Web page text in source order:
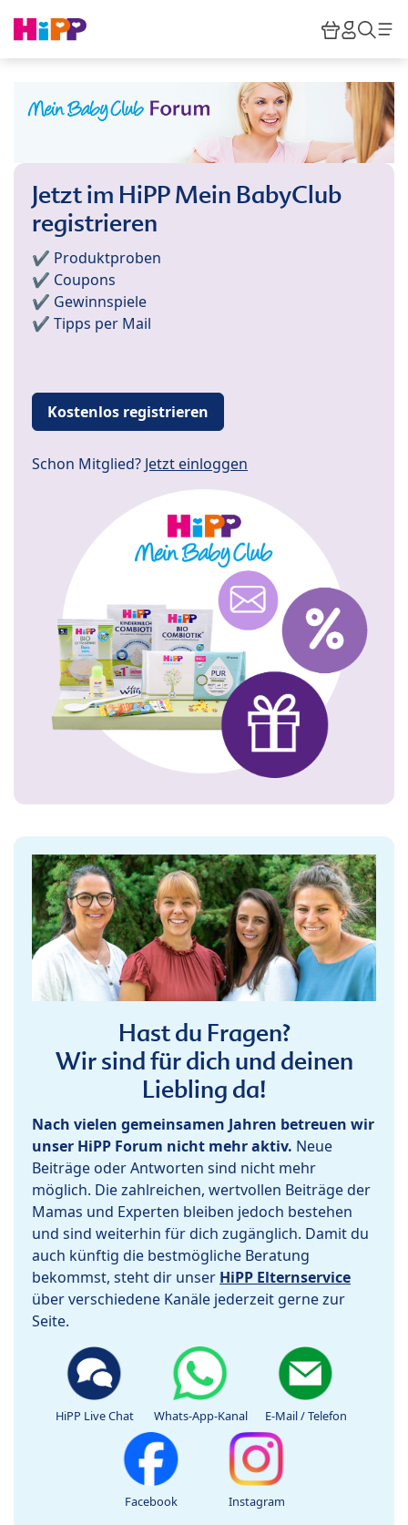
HiPP
Jetzt im HiPP Mein BabyClub
registrieren
✔️ Produktproben
✔️ Coupons
✔️ Gewinnspiele
✔️ Tipps per Mail
Kostenlos registrieren
Schon Mitglied? Jetzt einloggen
Hast du Fragen?
Wir sind für dich und deinen
Liebling da!
Nach vielen gemeinsamen Jahren betreuen wir
unser HiPP Forum nicht mehr aktiv. Neue
Beiträge oder Antworten sind nicht mehr
möglich. Die zahlreichen, wertvollen Beiträge der
Mamas und Experten bleiben jedoch bestehen
und sind weiterhin für dich zugänglich. Damit du
auch künftig die bestmögliche Beratung
bekommst, steht dir unser HiPP Elternservice
über verschiedene Kanäle jederzeit gerne zur
Seite.
HiPP Live Chat Whats-App-Kanal E-Mail / Telefon
Facebook Instagram